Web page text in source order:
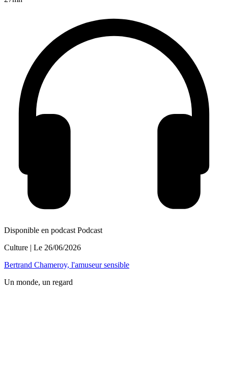
Disponible en podcast Podcast
Culture | Le 26/06/2026
Bertrand Chameroy, l'amuseur sensible
Un monde, un regard